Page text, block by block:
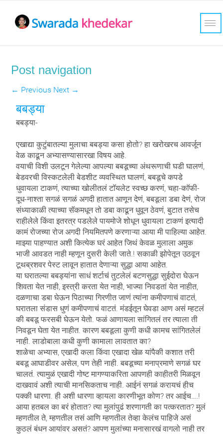
Post navigation
← Previous Next →
बबड्या
बबड्या-
एखाद्या कुटुंबातल्या मुलाचा बबड्या कसा होतो? हा खरोखरच आवर्जून
वेळ काढून अभ्यासण्यासारखा विषय आहे.
वयाची विशी उलटून गेलेल्या आपल्या बबडूच्या अंथरूणाची घडी घालणं,
बेडवरची विस्कटलेली बेडशीट व्यवस्थित घालणं, बबडूचे कपडे
धुवायला टाकणं, त्याच्या खोलीतलं टाॅयलेट स्वच्छ करणं, चहा-काॅफी-
दूध-नाश्ता सगळं सगळं अगदी हातात आणून देणं, बबडूला डबा देणं, रोज
संध्याकाळी त्याच्या सॅकमधून तो डबा काढून धुवून ठेवणं, बुटात तसेच
राहीलेले किंवा इतरत्र पडलेले पायमोजे शोधून धुवायला टाकणं इत्यादी
कामं रोजच्या रोज अगदी नियमितपणे करणाऱ्या आया मी पाहिल्या आहेत.
माझ्या पाहण्यात अशी कित्येक घरं आहेत जिथं केवळ मुलाला अमुक
भाजी आवडत नाही म्हणून दुसरी केली जाते.! सकाळी झोपेतून उठवून
टूथब्रशवर पेस्ट लावून हातात देणाऱ्या सुद्धा आया आहेत.
या घरातल्या बबड्यांना साधं शर्टाचं तुटलेलं बटणसुद्धा सुईदोरा घेऊन
शिवता येत नाही, इस्त्री करता येत नाही, भाज्या निवडतां येत नाहीत,
दळणाचा डबा घेऊन पिठाच्या गिरणीत जाणं त्यांना कमीपणाचं वाटतं,
घरातला संडास धुणं कमीपणाचं वाटतं. मंडईतून घेवडा आण असं म्हटलं
की बबडू फरसबी घेऊन येतो. फळं आणायला सांगितलं तर त्याला ती
निवडून घेता येत नाहीत. कारण बबडूला कुणी कधी कामच सांगितलेलं
नाही. लाडोबाला कधी कुणी कामाला लावतात का?
शाळेचा अभ्यास, एखादी कला किंवा एखादा खेळ यांपैकी कशात तरी
बबडू आघाडीवर असेल, पण तेही नाही. बबडूच्या मनाप्रमाणे सगळं घर
चालतं. त्यामुळं एखादी गोष्ट मागण्याकरिता आपणही काहीतरी मिळवून
दाखवावं अशी त्याची मानसिकताच नाही. आईनं सगळं करायचं हीच
पक्की धारणा. ही अशी धारणा व्हायला कारणीभूत कोण? तर आईच….!
आया हतबल का बरं होतात? त्या मुलांपुढं शरणागती का पत्करतात? मुलं
म्हणतील ते, म्हणतील तसं आणि म्हणतील तेव्हा केलंच पाहिजे असं
कुठलं बंधन आयांवर असतं? आपण मुलांच्या मनासारखं वागलो नाही तर